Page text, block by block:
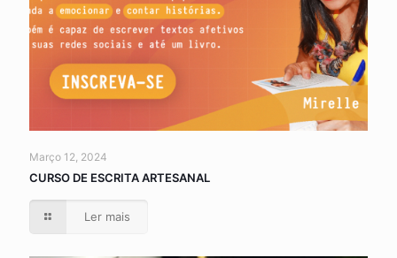
Março 12, 2024
CURSO DE ESCRITA ARTESANAL
Ler mais